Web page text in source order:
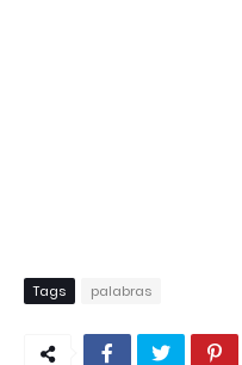
Tags palabras